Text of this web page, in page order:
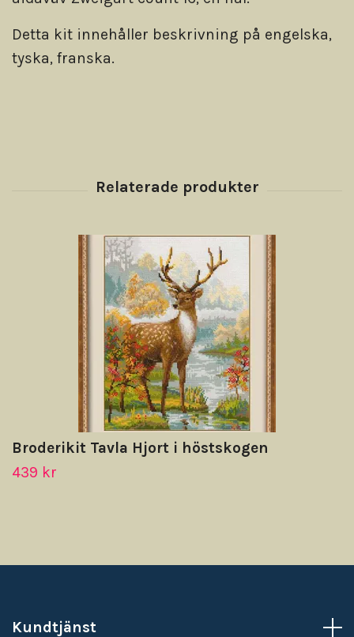
Detta kit innehåller beskrivning på engelska,
tyska, franska.
Broderikit Tavla Hjort i höstskogen
439 kr
Kundtjänst